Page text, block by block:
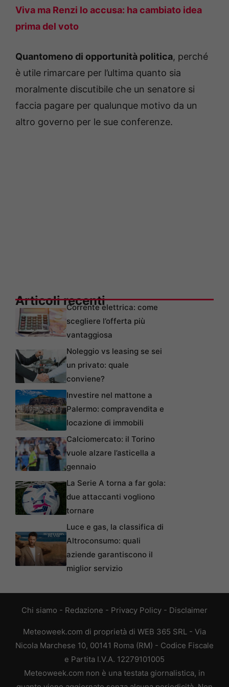
Viva ma Renzi lo accusa: ha cambiato idea
prima del voto
Quantomeno di opportunità politica, perché
è utile rimarcare per l’ultima quanto sia
moralmente discutibile che un senatore si
faccia pagare per qualunque motivo da un
altro governo per le sue conferenze.
Articoli recentiCorrente elettrica: come
scegliere l’offerta più
vantaggiosa
Noleggio vs leasing se sei
un privato: quale
conviene?
Investire nel mattone a
Palermo: compravendita e
locazione di immobili
Calciomercato: il Torino
vuole alzare l’asticella a
gennaio
La Serie A torna a far gola:
due attaccanti vogliono
tornare
Luce e gas, la classifica di
Altroconsumo: quali
aziende garantiscono il
miglior servizio
Chi siamo - Redazione - Privacy Policy - Disclaimer
Meteoweek.com di proprietà di WEB 365 SRL - Via
Nicola Marchese 10, 00141 Roma (RM) - Codice Fiscale
e Partita I.V.A. 12279101005
Meteoweek.com non è una testata giornalistica, in